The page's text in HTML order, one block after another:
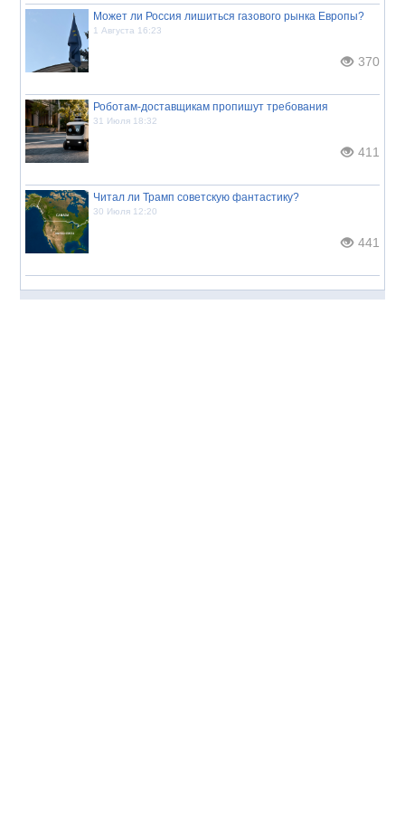
Может ли Россия лишиться газового рынка Европы?
1 Августа 16:23
370
Роботам-доставщикам пропишут требования
31 Июля 18:32
411
Читал ли Трамп советскую фантастику?
30 Июля 12:20
441